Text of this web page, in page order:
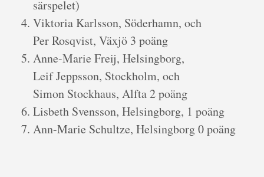
särspelet)
Viktoria Karlsson, Söderhamn, och
Per Rosqvist, Växjö 3 poäng
Anne-Marie Freij, Helsingborg,
Leif Jeppsson, Stockholm, och
Simon Stockhaus, Alfta 2 poäng
Lisbeth Svensson, Helsingborg, 1 poäng
Ann-Marie Schultze, Helsingborg 0 poäng